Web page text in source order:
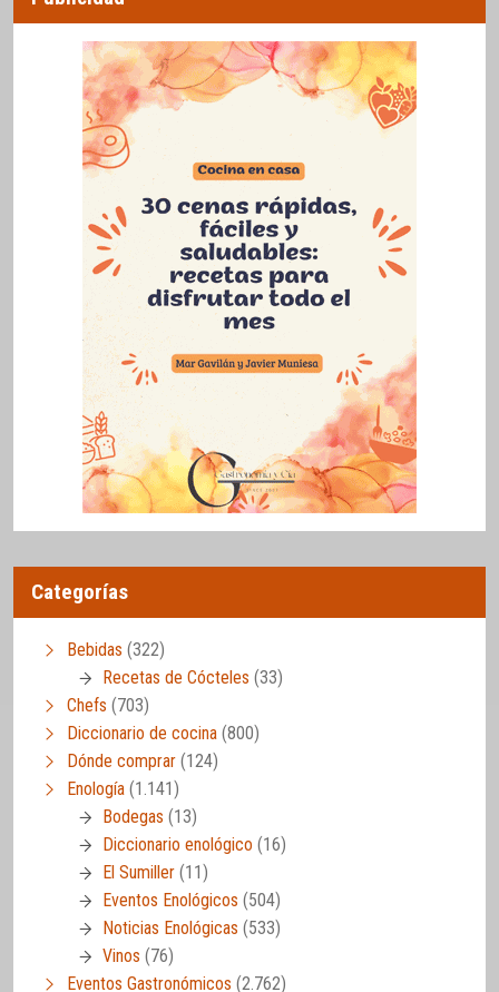
Categorías
Bebidas (322)
Recetas de Cócteles (33)
Chefs (703)
Diccionario de cocina (800)
Dónde comprar (124)
Enología (1.141)
Bodegas (13)
Diccionario enológico (16)
El Sumiller (11)
Eventos Enológicos (504)
Noticias Enológicas (533)
Vinos (76)
Eventos Gastronómicos (2.762)